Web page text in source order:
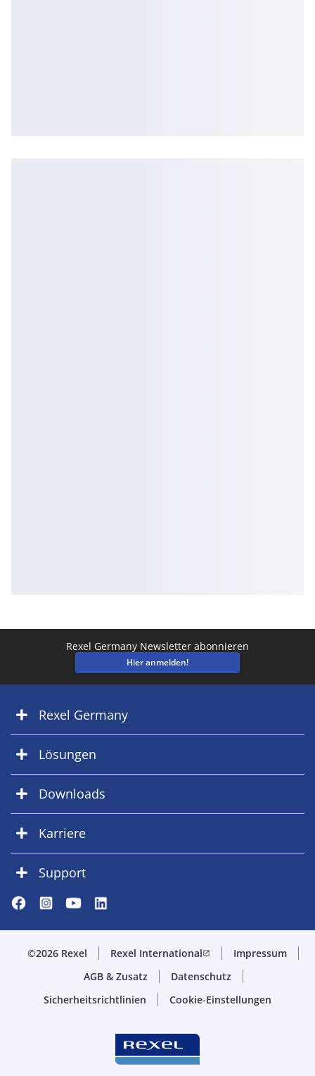
Rexel Germany Newsletter abonnieren
Hier anmelden!
Rexel Germany
Lösungen
Downloads
Karriere
Support
©2026 Rexel Rexel Internationalopen_in_new
Impressum
AGB & Zusatz
Datenschutz
Sicherheitsrichtlinien
Cookie-Einstellungen